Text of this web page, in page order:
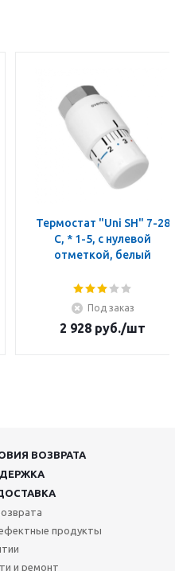
Термостат "Uni SH" 7-28
C, * 1-5, с нулевой
отметкой, белый
Под заказ
2 928 руб./шт
ВОЗВРАТА
продукты
и ремонт